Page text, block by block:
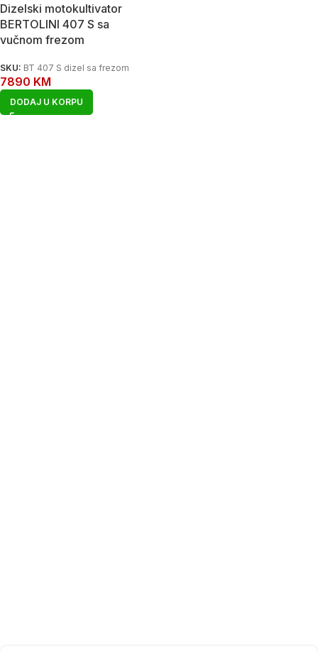
Dizelski motokultivator
BERTOLINI 407 S sa
vučnom frezom
SKU: BT 407 S dizel sa frezom
7890 KM
DODAJ U KORPU